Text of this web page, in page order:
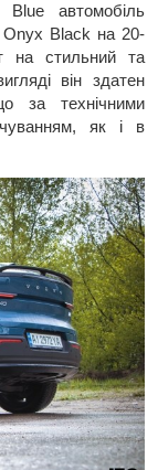
автомобіль
Onyx Black на 20-
на стильний та
він здатен
за технічними
як і в